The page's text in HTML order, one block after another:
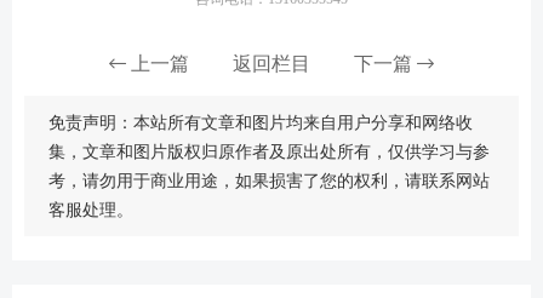
上一篇 返回栏目 下一篇
免责声明：本站所有文章和图片均来自用户分享和网络收
集，文章和图片版权归原作者及原出处所有，仅供学习与参
考，请勿用于商业用途，如果损害了您的权利，请联系网站
客服处理。